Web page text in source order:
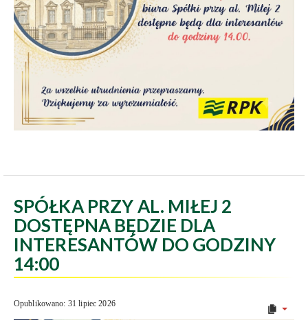
SPÓŁKA PRZY AL. MIŁEJ 2
DOSTĘPNA BĘDZIE DLA
INTERESANTÓW DO GODZINY
14:00
Opublikowano: 31 lipiec 2026